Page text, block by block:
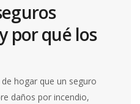
por qué los
hogar que un seguro
daños por incendio,